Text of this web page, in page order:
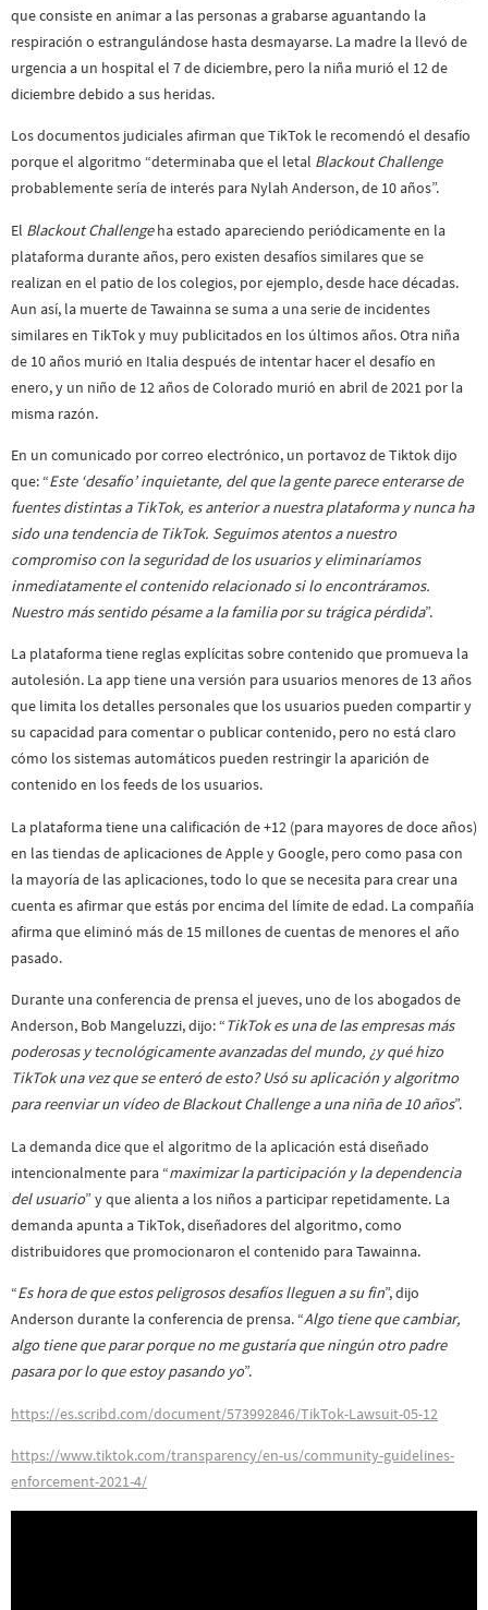
que consiste en animar a las personas a grabarse aguantando la
respiración o estrangulándose hasta desmayarse. La madre la llevó de
urgencia a un hospital el 7 de diciembre, pero la niña murió el 12 de
diciembre debido a sus heridas.
Los documentos judiciales afirman que TikTok le recomendó el desafío
porque el algoritmo “determinaba que el letal Blackout Challenge
probablemente sería de interés para Nylah Anderson, de 10 años”.
El Blackout Challengeha estado apareciendo periódicamente en la
plataforma durante años, pero existen desafíos similares que se
realizan en el patio de los colegios, por ejemplo, desde hace décadas.
Aun así, la muerte de Tawainna se suma a una serie de incidentes
similares en TikTok y muy publicitados en los últimos años. Otra niña
de 10 años murió en Italia después de intentar hacer el desafío en
enero, y un niño de 12 años de Colorado murió en abril de 2021 por la
misma razón.
En un comunicado por correo electrónico, un portavoz de Tiktok dijo
que: “Este ‘desafío’ inquietante, del que la gente parece enterarse de
fuentes distintas a TikTok, es anterior a nuestra plataforma y nunca ha
sido una tendencia de TikTok. Seguimos atentos a nuestro
compromiso con la seguridad de los usuarios y eliminaríamos
inmediatamente el contenido relacionado si lo encontráramos.
Nuestro más sentido pésame a la familia por su trágica pérdida”.
La plataforma tiene reglas explícitas sobre contenido que promueva la
autolesión. La app tiene una versión para usuarios menores de 13 años
que limita los detalles personales que los usuarios pueden compartir y
su capacidad para comentar o publicar contenido, pero no está claro
cómo los sistemas automáticos pueden restringir la aparición de
contenido en los feeds de los usuarios.
La plataforma tiene una calificación de +12 (para mayores de doce años)
en las tiendas de aplicaciones de Apple y Google, pero como pasa con
la mayoría de las aplicaciones, todo lo que se necesita para crear una
cuenta es afirmar que estás por encima del límite de edad. La compañía
afirma que eliminó más de 15 millones de cuentas de menores el año
pasado.
Durante una conferencia de prensa el jueves, uno de los abogados de
Anderson, Bob Mangeluzzi, dijo: “TikTok es una de las empresas más
poderosas y tecnológicamente avanzadas del mundo, ¿y qué hizo
TikTok una vez que se enteró de esto? Usó su aplicación y algoritmo
para reenviar un vídeo de Blackout Challenge a una niña de 10 años”.
La demanda dice que el algoritmo de la aplicación está diseñado
intencionalmente para “maximizar la participación y la dependencia
del usuario” y que alienta a los niños a participar repetidamente. La
demanda apunta a TikTok, diseñadores del algoritmo, como
distribuidores que promocionaron el contenido para Tawainna.
“Es hora de que estos peligrosos desafíos lleguen a su fin”, dijo
Anderson durante la conferencia de prensa. “Algo tiene que cambiar,
algo tiene que parar porque no me gustaría que ningún otro padre
pasara por lo que estoy pasando yo”.
https://es.scribd.com/document/573992846/TikTok-Lawsuit-05-12
https://www.tiktok.com/transparency/en-us/community-guidelines-
enforcement-2021-4/